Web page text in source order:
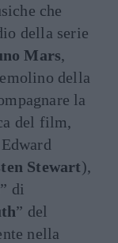
che
della serie
Mars,
della
la
del film,
Stewart),
di
” del
nella